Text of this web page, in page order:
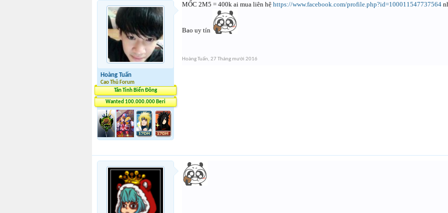
Hoàng Tuấn
Cao Thủ Forum
Tân Tinh Biển Đông
Wanted 100.000.000 Beri
MỐC 2M5 = 400k ai mua liên hệ https://www.facebook.com/profile.php?id=100011547737564
Bao uy tín
Hoàng Tuấn, 27 Tháng mười 2016